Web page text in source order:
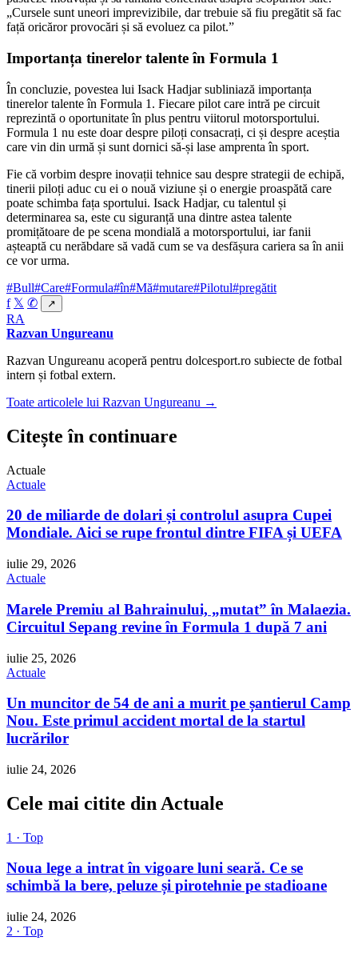
„Cursele sunt uneori imprevizibile, dar trebuie să fiu pregătit să fac
față oricăror provocări și să evoluez ca pilot.”
Importanța tinerelor talente în Formula 1
În concluzie, povestea lui Isack Hadjar subliniază importanța
tinerelor talente în Formula 1. Fiecare pilot care intră pe circuit
reprezintă o oportunitate în plus pentru viitorul motorsportului.
Formula 1 nu este doar despre piloți consacrați, ci și despre aceștia
care vin din urmă și sunt dornici să-și lase amprenta în sport.
Fie că vorbim despre inovații tehnice sau despre strategii de echipă,
tinerii piloți aduc cu ei o nouă viziune și o energie proaspătă care
poate schimba fața sportului. Isack Hadjar, cu talentul și
determinarea sa, este cu siguranță una dintre astea talente
promițătoare de pe scena mondială a motorsportului, iar fanii
așteaptă cu nerăbdare să vadă cum se va desfășura cariera sa în anii
ce vor urma.
#Bull#Care#Formula#în#Mă#mutare#Pilotul#pregătit
f 𝕏 ✆ ↗
RA
Razvan Ungureanu
Razvan Ungureanu acoperă pentru dolcesport.ro subiecte de fotbal
intern și fotbal extern.
Toate articolele lui Razvan Ungureanu →
Citește în continuare
Actuale
Actuale
20 de miliarde de dolari și controlul asupra Cupei
Mondiale. Aici se rupe frontul dintre FIFA și UEFA
iulie 29, 2026
Actuale
Marele Premiu al Bahrainului, „mutat” în Malaezia.
Circuitul Sepang revine în Formula 1 după 7 ani
iulie 25, 2026
Actuale
Un muncitor de 54 de ani a murit pe șantierul Camp
Nou. Este primul accident mortal de la startul
lucrărilor
iulie 24, 2026
Cele mai citite din Actuale
1 · Top
Noua lege a intrat în vigoare luni seară. Ce se
schimbă la bere, peluze și pirotehnie pe stadioane
iulie 24, 2026
2 · Top